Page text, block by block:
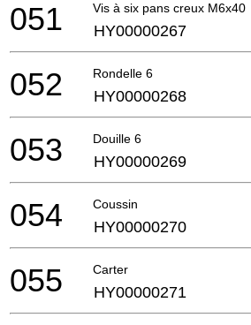
Vis à six pans creux M6x40
051 HY00000267
Rondelle 6
052 HY00000268
Douille 6
053 HY00000269
Coussin
054 HY00000270
Carter
055 HY00000271